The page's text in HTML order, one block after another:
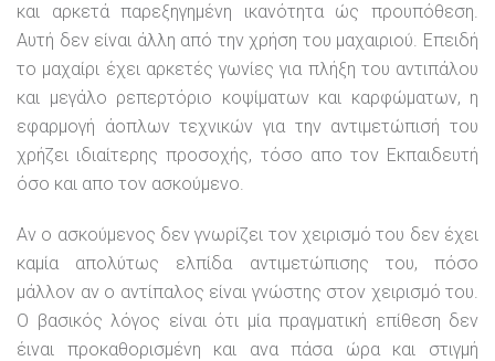
και αρκετά παρεξηγημένη ικανότητα ώς προυπόθεση.
Αυτή δεν είναι άλλη από την χρήση του μαχαιριού. Επειδή
το μαχαίρι έχει αρκετές γωνίες για πλήξη του αντιπάλου
και μεγάλο ρεπερτόριο κοψίματων και καρφώματων, η
εφαρμογή άοπλων τεχνικών για την αντιμετώπισή του
χρήζει ιδιαίτερης προσοχής, τόσο απο τον Εκπαιδευτή
όσο και απο τον ασκούμενο.
Aν ο ασκούμενος δεν γνωρίζει τον χειρισμό του δεν έχει
καμία απολύτως ελπίδα αντιμετώπισης του, πόσο
μάλλον αν ο αντίπαλος είναι γνώστης στον χειρισμό του.
Ο βασικός λόγος είναι ότι μία πραγματική επίθεση δεν
έιναι προκαθορισμένη και ανα πάσα ώρα και στιγμή